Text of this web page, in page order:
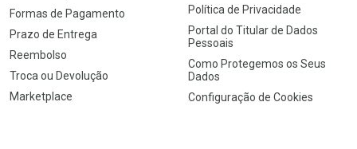
Formas de Pagamento
Prazo de Entrega
Reembolso
Troca ou Devolução
Marketplace
Política de Privacidade
Portal do Titular de Dados
Pessoais
Como Protegemos os Seus
Dados
Configuração de Cookies